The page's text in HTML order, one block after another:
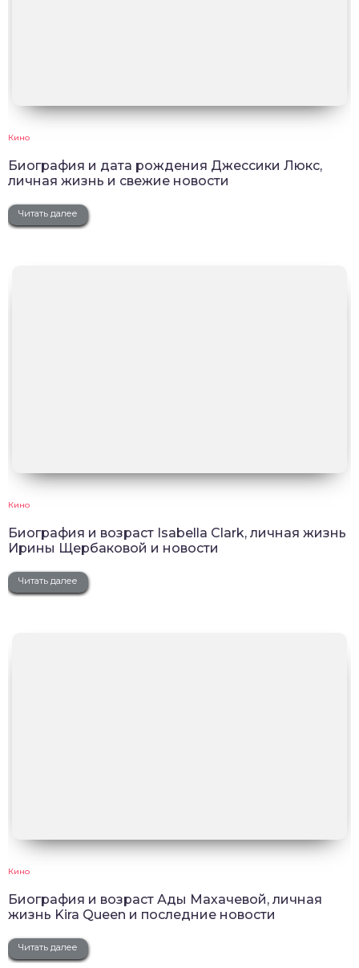
Кино
Биография и дата рождения Джессики Люкс,
личная жизнь и свежие новости
Читать далее
Кино
Биография и возраст Isabella Clark, личная жизнь
Ирины Щербаковой и новости
Читать далее
Кино
Биография и возраст Ады Махачевой, личная
жизнь Kira Queen и последние новости
Читать далее